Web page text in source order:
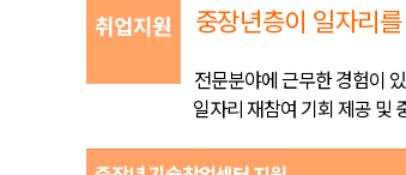
취업지원 중장년층이 일자리
전문분야에 근무한 경험이
일자리 재참여 기회 제공 및